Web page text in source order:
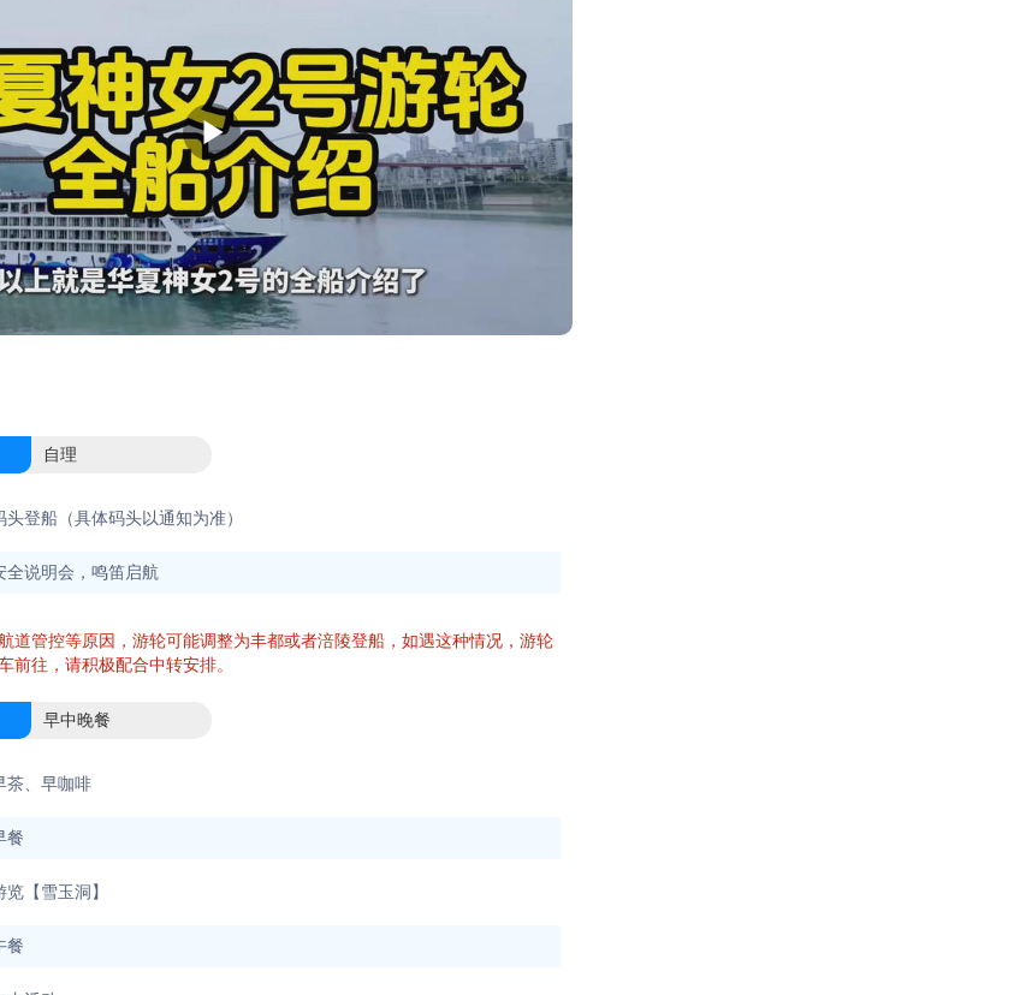
自理
头登船（具体码头以通知为准）
全说明会，鸣笛启航
道管控等原因，游轮可能调整为丰都或者涪陵登船，如遇这种情况，游轮
前往，请积极配合中转安排。
早中晚餐
茶、早咖啡
餐
【雪玉洞】
餐